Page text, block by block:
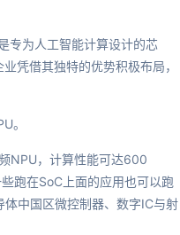
专为人工智能计算设计的芯
凭借其独特的优势积极布局，
。
NPU，计算性能可达600
跑在SoC上面的应用也可以跑
中国区微控制器、数字IC与射